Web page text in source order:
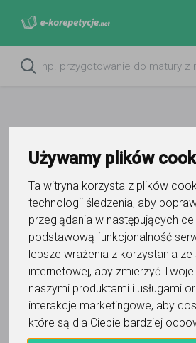
Używamy plików
Ta witryna korzysta z plików
technologii śledzenia, aby
przeglądania w następujących
podstawową funkcjonalność
lepsze wrażenia z korzystania ze
internetowej, aby zmierzyć
naszymi produktami i usługami
interakcje marketingowe, aby
które są dla Ciebie bardziej
Do ulubionych
Oznacz wystąpienie kontaktu